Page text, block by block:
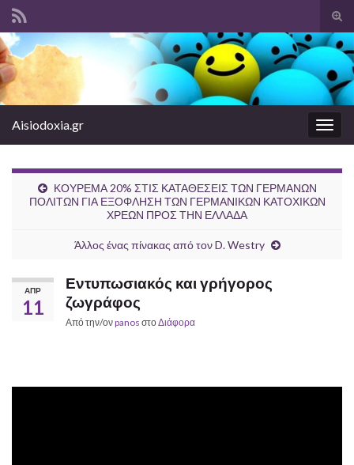
Search for:
Aisiodoxia.gr
ΚΟΥΡΕΜΑ 20% ΣΤΙΣ ΚΑΤΑΘΕΣΕΙΣ ΤΩΝ ΓΕΡΜΑΝΩΝ
ΠΟΛΙΤΩΝ ΓΙΑ ΕΞΟΦΛΗΣΗ ΤΩΝ ΓΕΡΜΑΝΙΚΩΝ ΚΑΤΟΧΙΚΩΝ
ΧΡΕΩΝ ΠΡΟΣ ΤΗΝ ΕΛΛΑΔΑ
Άλλος ένας πίνακας από τον D. Westry
ΑΠΡ
11
Εντυπωσιακός και γρήγορος
ζωγράφος
Από την/ονpanos στοΔιάφορα